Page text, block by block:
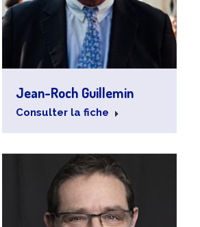
Jean-Roch Guillemin
Consulter la fiche